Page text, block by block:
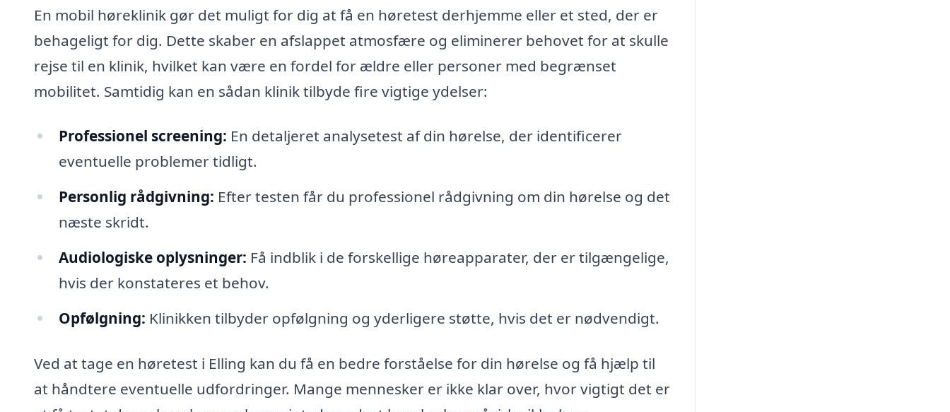
En mobil høreklinik gør det muligt for dig at få en høretest derhjemme eller et sted, der er
behageligt for dig. Dette skaber en afslappet atmosfære og eliminerer behovet for at skulle
rejse til en klinik, hvilket kan være en fordel for ældre eller personer med begrænset
mobilitet. Samtidig kan en sådan klinik tilbyde fire vigtige ydelser:
Professionel screening: En detaljeret analysetest af din hørelse, der identificerer
eventuelle problemer tidligt.
Personlig rådgivning: Efter testen får du professionel rådgivning om din hørelse og det
næste skridt.
Audiologiske oplysninger: Få indblik i de forskellige høreapparater, der er tilgængelige,
hvis der konstateres et behov.
Opfølgning: Klinikken tilbyder opfølgning og yderligere støtte, hvis det er nødvendigt.
Ved at tage en høretest i Elling kan du få en bedre forståelse for din hørelse og få hjælp til
at håndtere eventuelle udfordringer. Mange mennesker er ikke klar over, hvor vigtigt det er